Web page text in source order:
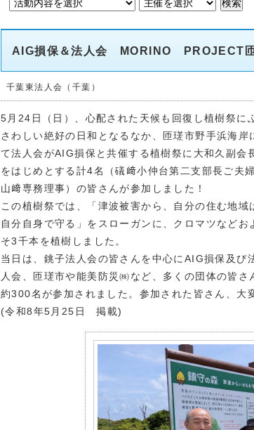
AIG損保＆法人会 MORINO PROJECT匝
千葉東法人会（千葉）
5月24日（日）、心配された天候も回復し植樹祭に
さわしい絶好の日和となるなか、匝瑳市野手浜海岸
て法人会がAIG損保と共催する植樹祭に大和久副会
をはじめとする計4名（礒﨑小仲台第二支部長ご夫婦
山﨑専務理事）の皆さんが参加しました！
この植樹祭では、「津波被害から、自分の住む地域
自分自身で守る」をスローガンに、クロマツなどお
そ3千本を植樹しました。
当日は、銚子法人会の皆さんを中心にAIG損保及び
人会、匝瑳市や能美防災㈱など、多くの団体の皆さ
約300名が参加されました。参加された皆さん、大
(令和8年5月25日 掲載)